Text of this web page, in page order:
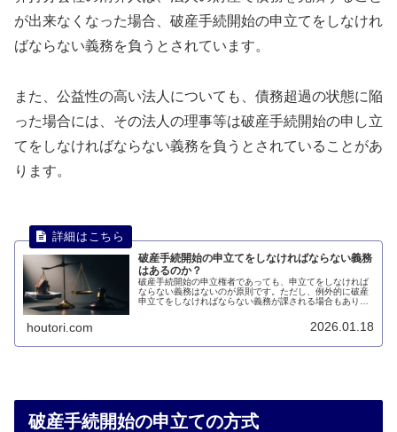
が出来なくなった場合、破産手続開始の申立てをしなけれ
ばならない義務を負うとされています。
また、公益性の高い法人についても、債務超過の状態に陥
った場合には、その法人の理事等は破産手続開始の申し立
てをしなければならない義務を負うとされていることがあ
ります。
破産手続開始の申立てをしなければならない義務
はあるのか？
破産手続開始の申立権者であっても、申立てをしなければ
ならない義務はないのが原則です。ただし、例外的に破産
申立てをしなければならない義務が課される場合もありま
houtori.com 2026.01.18
破産手続開始の申立ての方式